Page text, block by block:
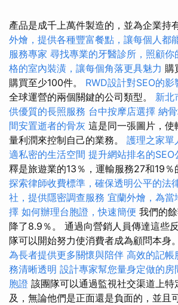
產品是成千上萬件製造的，並為企業持
外燴，提供各種豐富餐點，讓每個人都
服務專家 尋找專業的牙醫診所，照顧你
格的室內裝潢，讓每個角落更具魅力 購
購買至少100件。 RWD設計對SEO的影
全球運營的兩個關鍵的公司類型。 新北
供優質的長照服務 台中按摩店選擇 納
間安置逝者的骨灰 這是同一張圖片，使
量利潤來控制自己的業務。 護理之家單
適私密的生活空間 提升網站排名的SEO
釋是旅遊業的13％，運輸服務27和19％
探索律師收費標準，確保透明公平的法
社，提供隱密調查服務 宜蘭外燴，為當
擇 如何辦理台胞證，快速簡便 我們的
降了8.9％。 通過向營銷人員傳達這些
隊可以開始努力使消費者成為顧問本身。
為長者提供更多關懷與陪伴 高效的記帳
務清晰透明 設計專家幫您量身定做的房
胞證 該團隊可以通過監視社交渠道上特
及，無論他們是正面還是負面的，並且